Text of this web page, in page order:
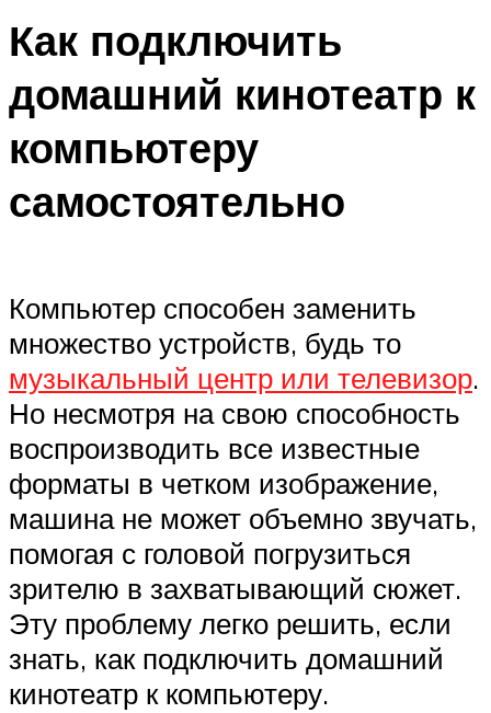
Как подключить
домашний кинотеатр к
компьютеру
самостоятельно
Компьютер способен заменить
множество устройств, будь то
музыкальный центр или телевизор.
Но несмотря на свою способность
воспроизводить все известные
форматы в четком изображение,
машина не может объемно звучать,
помогая с головой погрузиться
зрителю в захватывающий сюжет.
Эту проблему легко решить, если
знать, как подключить домашний
кинотеатр к компьютеру.